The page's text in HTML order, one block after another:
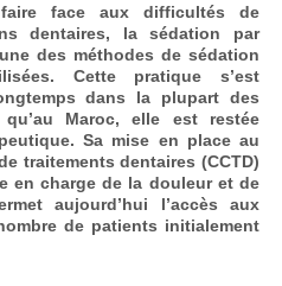
face aux difficultés de
dentaires, la sédation par
des méthodes de sédation
Cette pratique s’est
dans la plupart des
Maroc, elle est restée
Sa mise en place au
traitements dentaires (CCTD)
en charge de la douleur et de
aujourd’hui l’accès aux
de patients initialement